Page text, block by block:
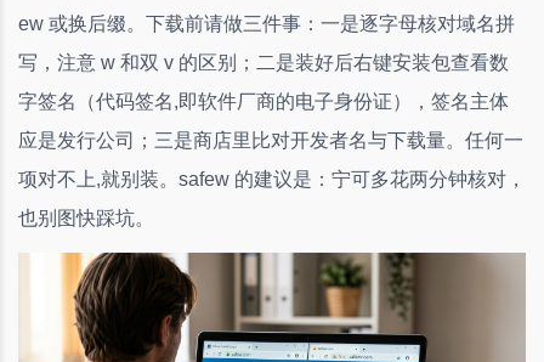
ew 或换后缀。下载前请做三件事：一是逐字母核对域名拼
写，注意 w 和双 v 的区别；二是装好后右键安装包查看数
字签名（代码签名,即软件厂商的电子身份证），签名主体
应是发行公司；三是商店里比对开发者名与下载量。任何一
项对不上,就别装。safew 的建议是：宁可多花两分钟核对，
也别图快踩坑。